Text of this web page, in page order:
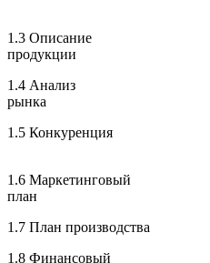
1.3 Описание
1.4 Анализ
1.5 Конкуренция
1.6 Маркетинговый
1.7 План
1.8 Финансовый